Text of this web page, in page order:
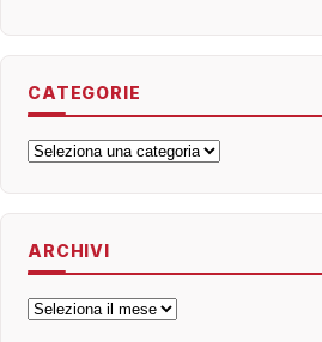
CATEGORIE
Categorie
ARCHIVI
Archivi